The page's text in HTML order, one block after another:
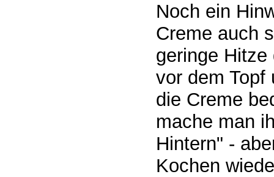
Noch ein
Creme auch
geringe
vor dem Topf
die Creme
mache man
Hintern" -
Kochen